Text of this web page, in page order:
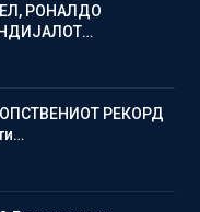
РОНАЛДО
РЕКОРД